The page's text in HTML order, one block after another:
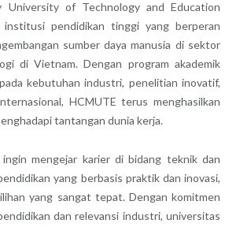
of Technology and Education
institusi pendidikan tinggi yang berperan
sumber daya manusia di sektor
di Vietnam. Dengan program akademik
kebutuhan industri, penelitian inovatif,
HCMUTE terus menghasilkan
tantangan dunia kerja.
mengejar karier di bidang teknik dan
yang berbasis praktik dan inovasi,
yang sangat tepat. Dengan komitmen
dan relevansi industri, universitas